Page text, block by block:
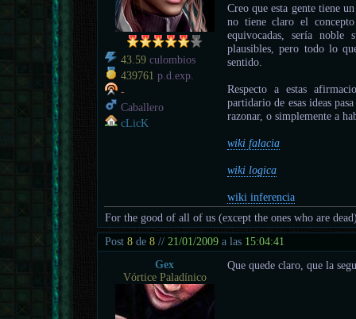
43.59 culombios
439761 p.d.exp.
-
Caballero
cLicK
Creo que esta gente tiene
no tiene claro el
equivocadas, sería
plausibles, pero todo lo
sentido.
Respecto a estas
partidario de esas ideas
razonar, o simplemente a
wiki falacia
wiki logica
wiki inferencia
For the good of all of us (except the ones who are
Post8 de8 //21/01/2009 a las 15:04:41
Gex
Vórtice Paladínico
Que quede claro, que la